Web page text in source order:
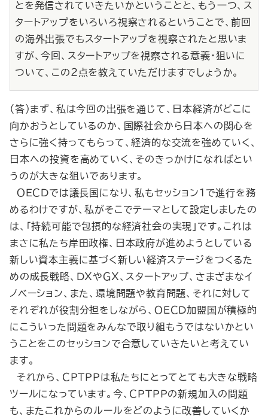
とを発信されていきたいかということと、もう一つ、ス
タートアップをいろいろ視察されるということで、前回
の海外出張でもスタートアップを視察されたと思いま
すが、今回、スタートアップを視察される意義・狙いに
ついて、この２点を教えていただけますでしょうか。
（答）まず、私は今回の出張を通じて、日本経済がどこに
向かおうとしているのか、国際社会から日本への関心を
さらに強く持ってもらって、経済的な交流を強めていく、
日本への投資を高めていく、そのきっかけになればとい
うのが大きな狙いであります。
ＯＥＣＤでは議長国になり、私もセッション１で進行を務
めるわけですが、私がそこでテーマとして設定しましたの
は、「持続可能で包摂的な経済社会の実現」です。これは
まさに私たち岸田政権、日本政府が進めようとしている
新しい資本主義に基づく新しい経済ステージをつくるた
めの成長戦略、ＤＸやＧＸ、スタートアップ、さまざまなイ
ノベーション、また、環境問題や教育問題、それに対して
それぞれが役割分担をしながら、ＯＥＣＤ加盟国が積極的
にこういった問題をみんなで取り組もうではないかとい
うことをこのセッションで合意していきたいと考えてい
ます。
それから、ＣＰＴＰＰは私たちにとってとても大きな戦略
ツールになっています。今、ＣＰＴＰＰの新規加入の問題
も、またこれからのルールをどのように改善していくか